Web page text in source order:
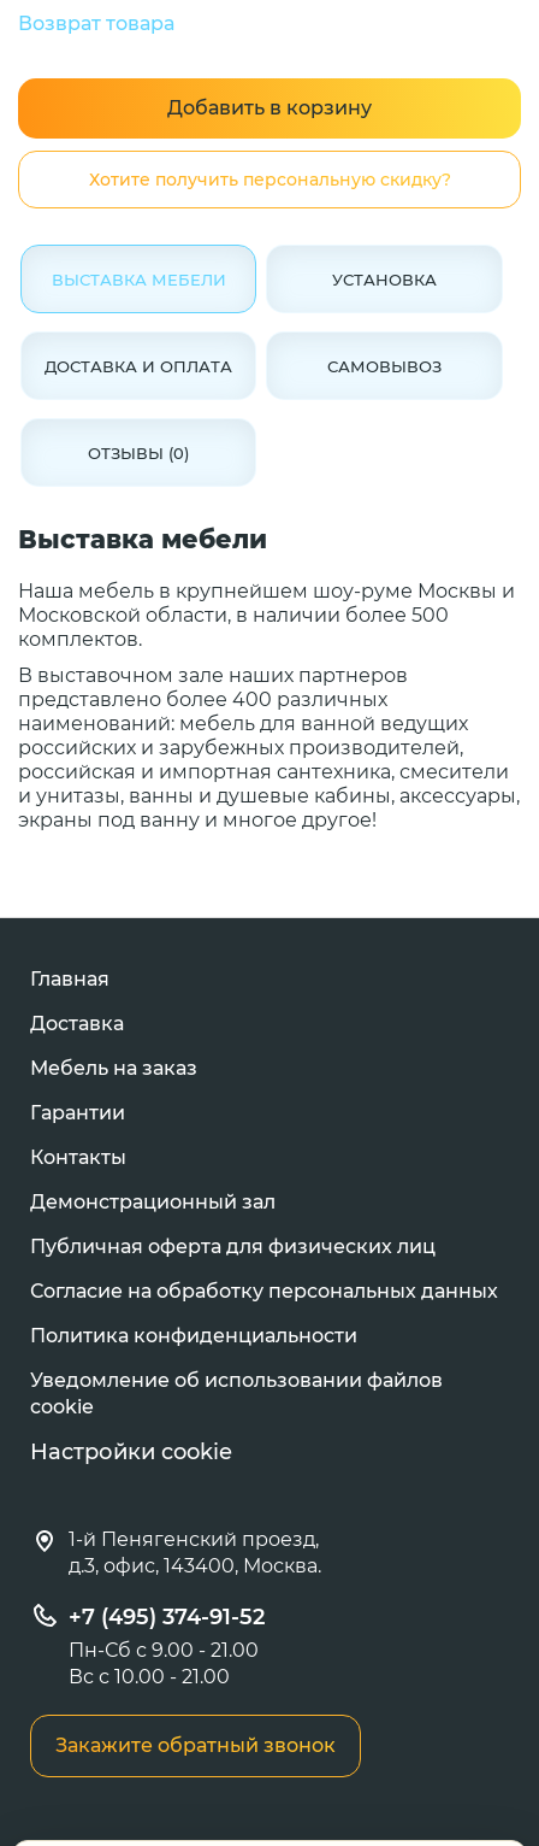
Возврат товара
Добавить в корзину
Хотите получить персональную скидку?
ВЫСТАВКА МЕБЕЛИ УСТАНОВКА
ДОСТАВКА И ОПЛАТА САМОВЫВОЗ
ОТЗЫВЫ (0)
Выставка мебели
Наша мебель в крупнейшем шоу-руме Москвы и
Московской области, в наличии более 500
комплектов.
В выставочном зале наших партнеров
представлено более 400 различных
наименований: мебель для ванной ведущих
российских и зарубежных производителей,
российская и импортная сантехника, смесители
и унитазы, ванны и душевые кабины, аксессуары,
экраны под ванну и многое другое!
Главная
Доставка
Мебель на заказ
Гарантии
Контакты
Демонстрационный зал
Публичная оферта для физических лиц
Согласие на обработку персональных данных
Политика конфиденциальности
Уведомление об использовании файлов
cookie
Настройки cookie
1-й Пенягенский проезд,
д.3, офис, 143400, Москва.
+7 (495) 374-91-52
Пн-Сб с 9.00 - 21.00
Вс с 10.00 - 21.00
Закажите обратный звонок